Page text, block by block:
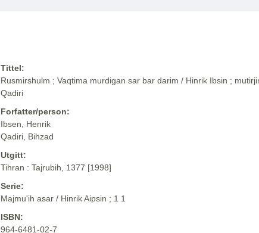
Tittel:
Rusmirshulm ; Vaqtima murdigan sar bar darim / Hinrik Ibsin ;
Qadiri
Forfatter/person:
Ibsen, Henrik
Qadiri, Bihzad
Utgitt:
Tihran : Tajrubih, 1377 [1998]
Serie:
Majmu'ih asar / Hinrik Aipsin ; 1 1
ISBN:
964-6481-02-7